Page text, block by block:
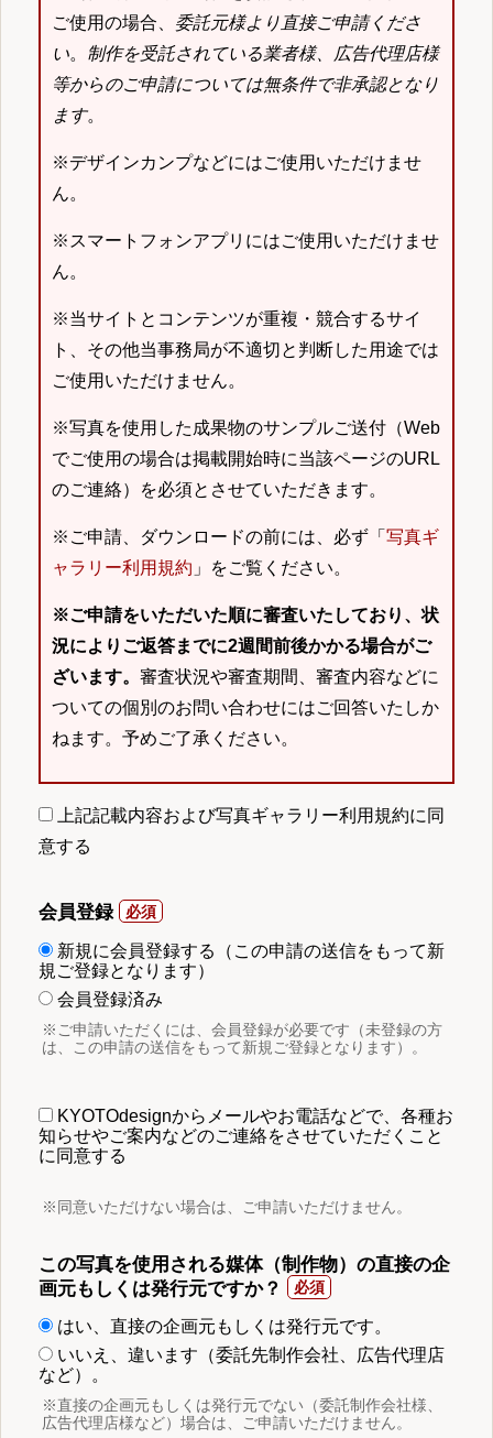
ご使用の場合、 委託元様より直接ご申請くださ
い。 制作を受託されている業者様、広告代理店様
等からのご申請については無条件で非承認となり
ます。
※デザインカンプなどにはご使用いただけませ
ん。
※スマートフォンアプリにはご使用いただけませ
ん。
※当サイトとコンテンツが重複・競合するサイ
ト、その他当事務局が不適切と判断した用途では
ご使用いただけません。
※写真を使用した成果物のサンプルご送付（Web
でご使用の場合は掲載開始時に当該ページのURL
のご連絡）を必須とさせていただきます。
※ご申請、ダウンロードの前には、必ず「 写真ギ
ャラリー利用規約 」をご覧ください。
※ご申請をいただいた順に審査いたしており、状
況によりご返答までに2週間前後かかる場合がご
ざいます。 審査状況や審査期間、審査内容などに
ついての個別のお問い合わせにはご回答いたしか
ねます。予めご了承ください。
上記記載内容および写真ギャラリー利用規約に同
意する
会員登録
新規に会員登録する（この申請の送信をもって新
規ご登録となります）
会員登録済み
※ご申請いただくには、会員登録が必要です（未登録の方
は、この申請の送信をもって新規ご登録となります）。
KYOTOdesignからメールやお電話などで、各種お
知らせやご案内などのご連絡をさせていただくこと
に同意する
※同意いただけない場合は、ご申請いただけません。
この写真を使用される媒体（制作物）の直接の企
画元もしくは発行元ですか？
はい、直接の企画元もしくは発行元です。
いいえ、違います（委託先制作会社、広告代理店
など）。
※直接の企画元もしくは発行元でない（委託制作会社様、
広告代理店様など）場合は、ご申請いただけません。